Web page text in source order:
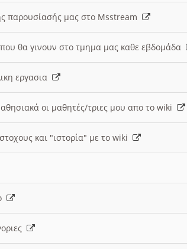
παρουσίασής μας στο Msstream
θα γινουν στο τμημα μας καθε εβδομάδα
εργασια
οι μαθητές/τριες μου απο το wiki
και "ιστορία" με το wiki